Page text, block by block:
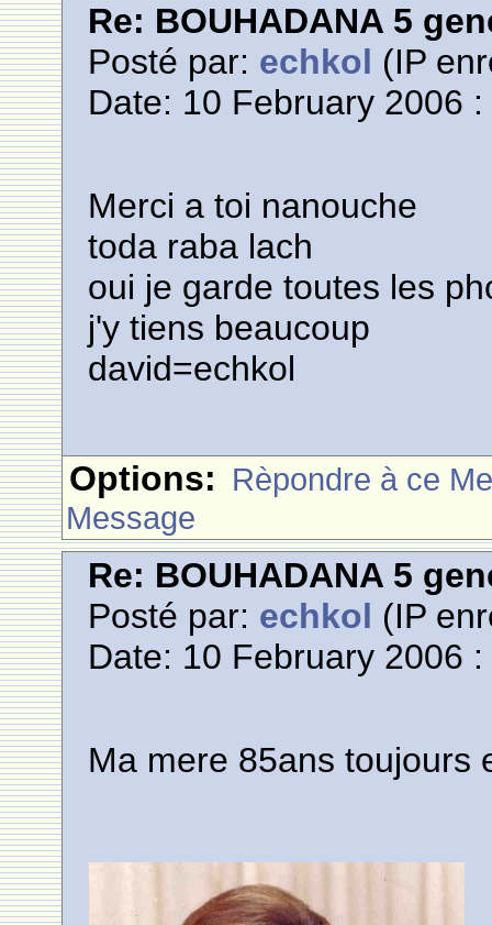
Re: BOUHADANA 5
Posté par: echkol (IP
Date: 10 February 2006
Merci a toi nanouche
toda raba lach
oui je garde toutes les
j'y tiens beaucoup
david=echkol
Options: Rèpondre à ce
Message
Re: BOUHADANA 5
Posté par: echkol (IP
Date: 10 February 2006
Ma mere 85ans toujours